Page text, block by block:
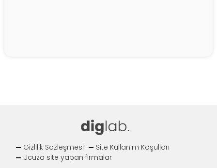
Gizlilik Sözleşmesi
Site Kullanım Koşulları
Ucuza site yapan firmalar